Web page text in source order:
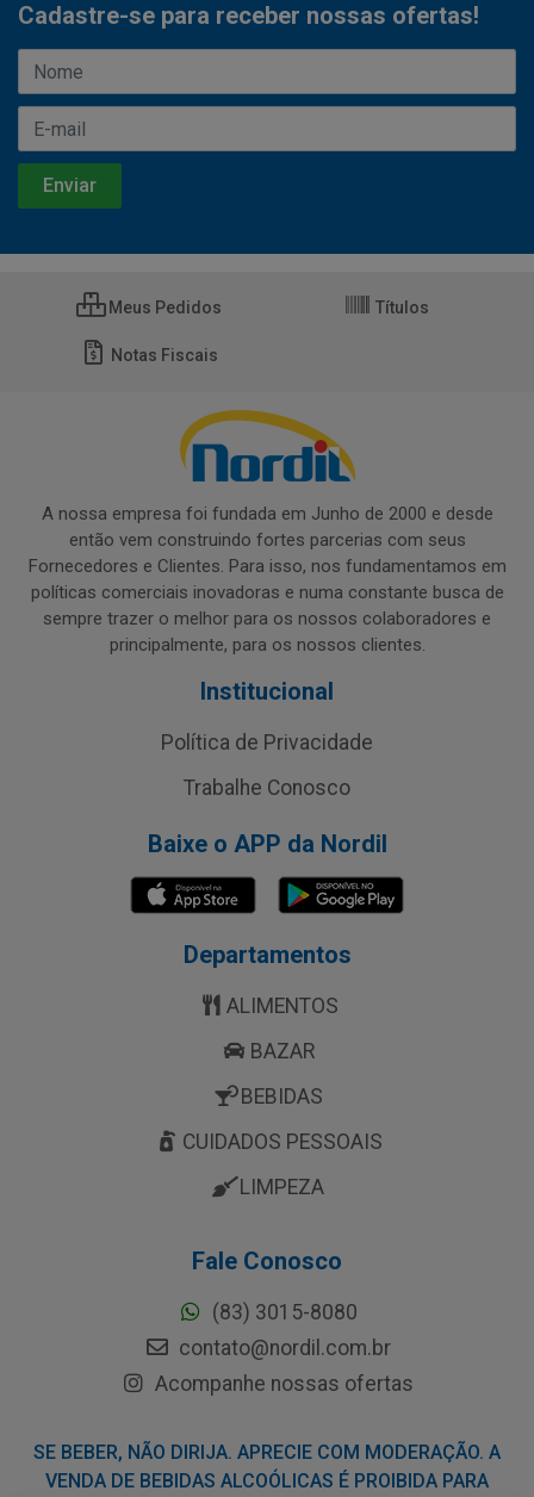
Cadastre-se para receber nossas ofertas!
Meus Pedidos Títulos
Notas Fiscais
A nossa empresa foi fundada em Junho de 2000 e desde
então vem construindo fortes parcerias com seus
Fornecedores e Clientes. Para isso, nos fundamentamos em
políticas comerciais inovadoras e numa constante busca de
sempre trazer o melhor para os nossos colaboradores e
principalmente, para os nossos clientes.
Institucional
Política de Privacidade
Trabalhe Conosco
Baixe o APP da Nordil
Departamentos
ALIMENTOS
BAZAR
BEBIDAS
CUIDADOS PESSOAIS
LIMPEZA
Fale Conosco
(83) 3015-8080
contato@nordil.com.br
Acompanhe nossas ofertas
SE BEBER, NÃO DIRIJA. APRECIE COM MODERAÇÃO. A
VENDA DE BEBIDAS ALCOÓLICAS É PROIBIDA PARA